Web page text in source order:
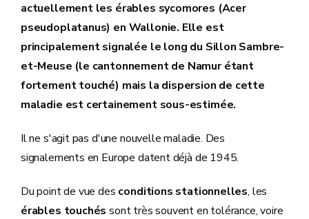
actuellement les érables sycomores (Acer
pseudoplatanus) en Wallonie. Elle est
principalement signalée le long du Sillon Sambre-
et-Meuse (le cantonnement de Namur étant
fortement touché) mais la dispersion de cette
maladie est certainement sous-estimée.
Il ne s'agit pas d'une nouvelle maladie. Des
signalements en Europe datent déjà de 1945.
Du point de vue des conditions stationnelles, les
érables touchés sont très souvent en tolérance, voire